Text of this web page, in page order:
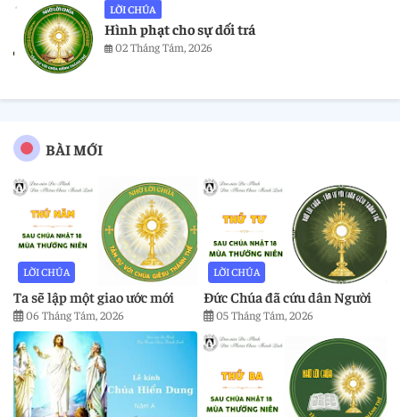
LỜI CHÚA
Hình phạt cho sự dối trá
02 Tháng Tám, 2026
BÀI MỚI
LỜI CHÚA
Ta sẽ lập một giao ước mới
06 Tháng Tám, 2026
LỜI CHÚA
Đức Chúa đã cứu dân Người
05 Tháng Tám, 2026